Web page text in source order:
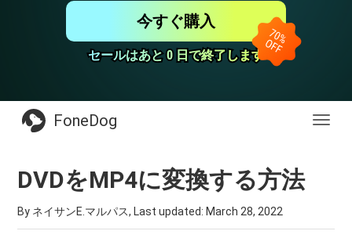
セールはあと 0 日で終了します
セールはあと 0 日で終了します
今すぐ購入
FoneDog
DVDをMP4に変換する方法
By ネイサンE.マルパス, Last updated: March 28, 2022